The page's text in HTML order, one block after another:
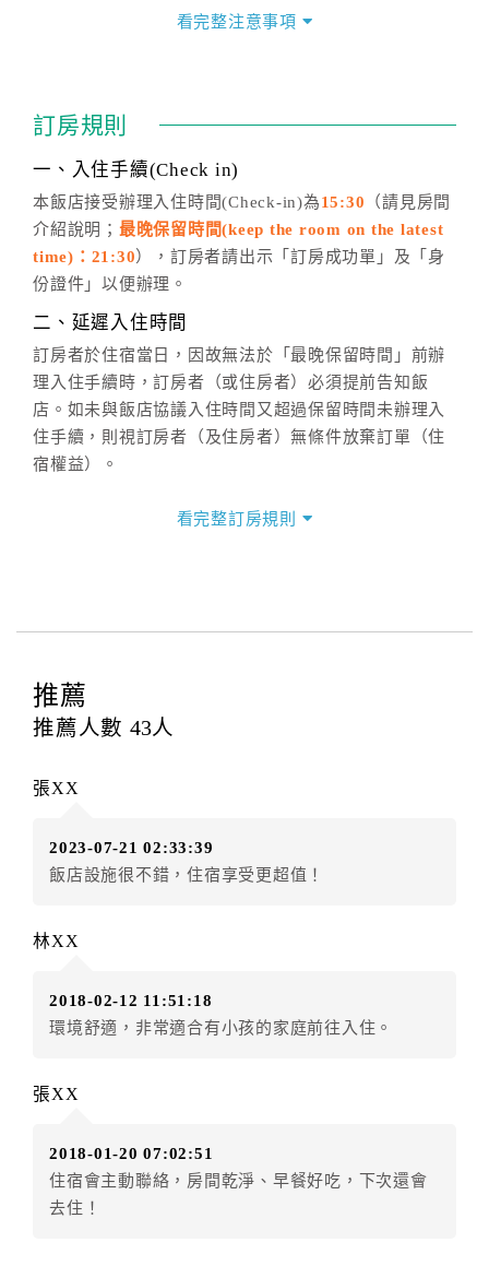
價」之當日價格為標準。
話方式異動訂單。
※非客服時間之申辦異動，皆為次日計算及辦理。
五、客服時間
週一至週日，上午9:00～晚上6:00
六、聯絡方式
(07)9682715 。
看完整注意事項
訂房規則
一、入住手續(Check in)
本飯店接受辦理入住時間(Check-in)為15:30 （請見房間
介紹說明； 最晚保留時間(keep the room on the latest
time)：21:30），訂房者請出示「訂房成功單」及「身
份證件」以便辦理。
二、延遲入住時間
訂房者於住宿當日，因故無法於「最晚保留時間」前辦
理入住手續時，訂房者（或住房者）必須提前告知飯
店。如未與飯店協議入住時間又超過保留時間未辦理入
住手續，則視訂房者（及住房者）無條件放棄訂單（住
宿權益）。
四、訂單異動
提出申辦不得異動訂單。
每筆訂單異動限定
辦理取消退款。
房者應補足差額。（限原訂飯店）
房者不得要求退其差額。（限原訂飯店）
額3個月
．訂房者使用「保留住宿金額」時，請注意！為避免飯
店客滿，敬請及早計畫，如逾時未提出申辦，視同無條
．每筆訂單異動限定乙次，限原訂飯店，異動完成後不
訂房者應補足差額。 限原訂飯店
．訂單異動後，訂單費用總計小於原訂單費用總計時，
看完整訂房規則
推薦
推薦人數 43人
張XX
2023-07-21 02:33:39
飯店設施很不錯，住宿享受更超值！
林XX
2018-02-12 11:51:18
環境舒適，非常適合有小孩的家庭前往入住。
張XX
2018-01-20 07:02:51
住宿會主動聯絡，房間乾淨、早餐好吃，下次還會
去住！